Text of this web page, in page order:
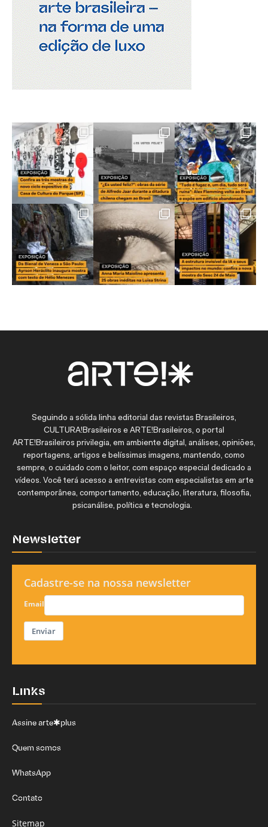
Seguindo a sólida linha editorial das revistas Brasileiros,
CULTURA!Brasileiros e ARTE!Brasileiros, o portal
ARTE!Brasileiros privilegia, em ambiente digital, análises, opiniões,
reportagens, artigos e belíssimas imagens, mantendo, como
sempre, o cuidado com o leitor, com espaço especial dedicado a
vídeos. Você terá acesso a entrevistas com especialistas em arte
contemporânea, comportamento, educação, literatura, filosofia,
psicanálise, política e tecnologia.
Newsletter
Cadastre-se na nossa newsletter
Email
Enviar
Links
Assine arte✱plus
Quem somos
WhatsApp
Contato
Sitemap